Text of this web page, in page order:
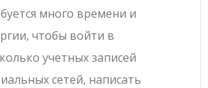
много времени и
чтобы войти в
учетных записей
сетей, написать